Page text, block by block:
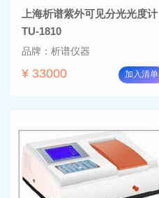
上海析谱紫外可见分光光度计
TU-1810
品牌：析谱仪器
¥ 33000 加入清单